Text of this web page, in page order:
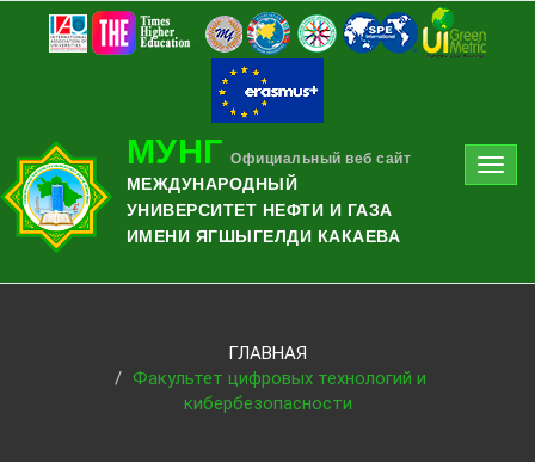
МУНГ Официальный веб сайт
МЕЖДУНАРОДНЫЙ
УНИВЕРСИТЕТ НЕФТИ И ГАЗА
ИМЕНИ ЯГШЫГЕЛДИ КАКАЕВА
ГЛАВНАЯ
Факультет цифровых технологий и
кибербезопасности